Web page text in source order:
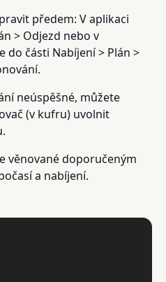
předem: V aplikaci
> Odjezd nebo v
do části Nabíjení > Plán >
neúspěšné, můžete
(v kufru) uvolnit
věnované doporučeným
a nabíjení.